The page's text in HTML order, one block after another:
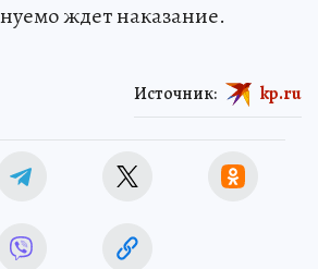
ждет наказание.
Источник: kp.ru